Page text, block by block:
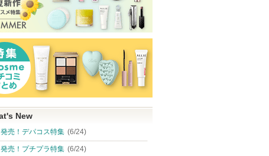
New
売！デパコス特集 (6/24)
売！プチプラ特集 (6/24)